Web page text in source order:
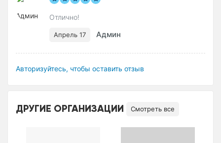
Отлично!
Апрель 17 Админ
Авторизуйтесь, чтобы оставить отзыв
ДРУГИЕ ОРГАНИЗАЦИИ Смотреть все